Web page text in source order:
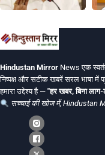
Hindustan Mirror News एक
निष्पक्ष और सटीक खबरें सरल भाषा में
हमारा उद्देश्य है — "हर खबर, बिना
सच्चाई की खोज में,